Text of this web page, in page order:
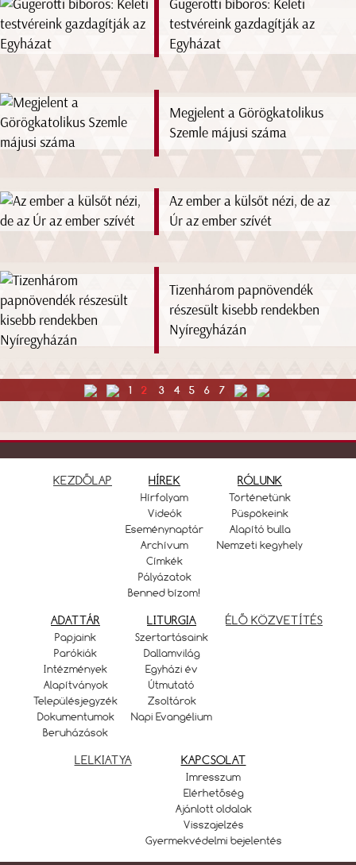
Gugerotti bíboros: Keleti
testvéreink gazdagítják az
Egyházat
Megjelent a Görögkatolikus
Szemle májusi száma
Az ember a külsőt nézi, de az
Úr az ember szívét
Tizenhárom papnövendék
részesült kisebb rendekben
Nyíregyházán
1 2 3 4 5 6 7
KEZDŐLAP HÍREK
Hírfolyam
Videók
Eseménynaptár
Archívum
Címkék
Pályázatok
Benned bízom!
RÓLUNK
Történetünk
Püspökeink
Alapító bulla
Nemzeti kegyhely
ADATTÁR
Papjaink
Parókiák
Intézmények
Alapítványok
Településjegyzék
Dokumentumok
Beruházások
LITURGIA
Szertartásaink
Dallamvilág
Egyházi év
Útmutató
Zsoltárok
Napi Evangélium
ÉLŐ KÖZVETÍTÉS
LELKIATYA KAPCSOLAT
Imresszum
Elérhetőség
Ajánlott oldalak
Visszajelzés
Gyermekvédelmi bejelentés